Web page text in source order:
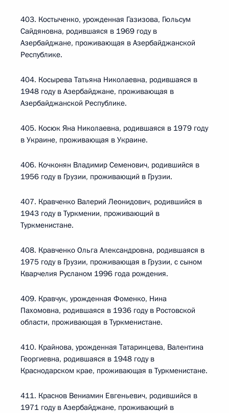
403. Костыченко, урожденная Газизова, Гюльсум
Сайдяновна, родившаяся в 1969 году в
Азербайджане, проживающая в Азербайджанской
Республике.
404. Косырева Татьяна Николаевна, родившаяся в
1948 году в Азербайджане, проживающая в
Азербайджанской Республике.
405. Косюк Яна Николаевна, родившаяся в 1979 году
в Украине, проживающая в Украине.
406. Кочконян Владимир Семенович, родившийся в
1956 году в Грузии, проживающий в Грузии.
407. Кравченко Валерий Леонидович, родившийся в
1943 году в Туркмении, проживающий в
Туркменистане.
408. Кравченко Ольга Александровна, родившаяся в
1975 году в Грузии, проживающая в Грузии, с сыном
Кварчелия Русланом 1996 года рождения.
409. Кравчук, урожденная Фоменко, Нина
Пахомовна, родившаяся в 1936 году в Ростовской
области, проживающая в Туркменистане.
410. Крайнова, урожденная Татаринцева, Валентина
Георгиевна, родившаяся в 1948 году в
Краснодарском крае, проживающая в Туркменистане.
411. Краснов Вениамин Евгеньевич, родившийся в
1971 году в Азербайджане, проживающий в